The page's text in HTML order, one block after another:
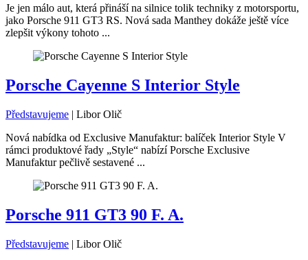
Je jen málo aut, která přináší na silnice tolik techniky z motorsportu,
jako Porsche 911 GT3 RS. Nová sada Manthey dokáže ještě více
zlepšit výkony tohoto ...
Porsche Cayenne S Interior Style
Představujeme | Libor Olič
Nová nabídka od Exclusive Manufaktur: balíček Interior Style V
rámci produktové řady „Style“ nabízí Porsche Exclusive
Manufaktur pečlivě sestavené ...
Porsche 911 GT3 90 F. A.
Představujeme | Libor Olič